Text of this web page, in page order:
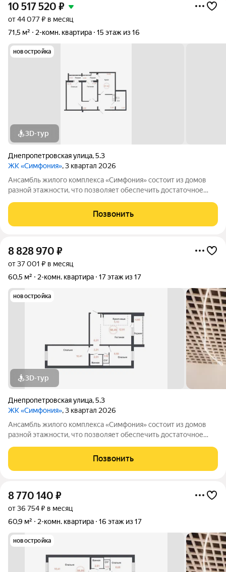
10 517 520 ₽
от 44 077 ₽ в месяц
71,5 м²
2-комн. квартира 15 этаж из 16
новостройка
3D-тур
Днепропетровская улица,5.3
ЖК «Симфония», 3 квартал 2026
Ансамбль жилого комплекса «Симфония» состоит из домов
разной этажности, что позволяет обеспечить достаточное
времени и предлагаем квартиры с уже готовой базовой
отделкой. Заезжайте и живите! ЖК
Позвонить
8 828 970 ₽
от 37 001 ₽ в месяц
60,5 м²
2-комн. квартира 17 этаж из 17
новостройка
3D-тур
Днепропетровская улица,5.3
ЖК «Симфония», 3 квартал 2026
Ансамбль жилого комплекса «Симфония» состоит из домов
разной этажности, что позволяет обеспечить достаточное
времени и предлагаем квартиры с уже готовой базовой
отделкой. Заезжайте и живите! ЖК
Позвонить
8 770 140 ₽
от 36 754 ₽ в месяц
60,9 м²
2-комн. квартира 16 этаж из 17
новостройка